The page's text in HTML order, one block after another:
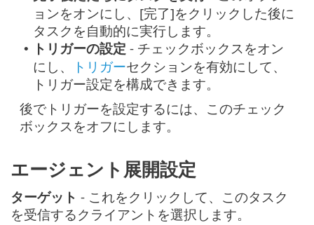
ョンをオンにし、[完了]をクリックした後に
タスクを自動的に実行します。
• トリガーの設定 - チェックボックスをオン
にし、
トリガーセクションを有効にして、
トリガー設定を構成できます。
後でトリガーを設定するには、このチェック
ボックスをオフにします。
エージェント展開設定
ターゲット - これをクリックして、このタスク
を受信するクライアントを選択します。